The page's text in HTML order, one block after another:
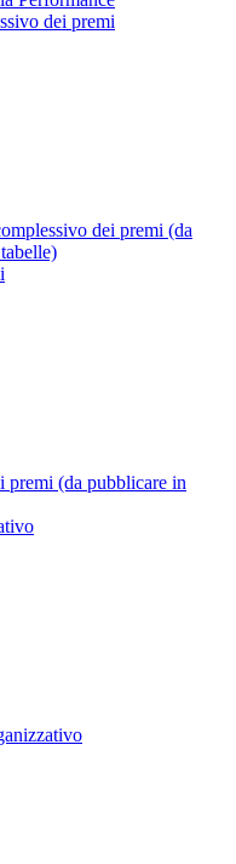
dei premi
dei premi (da
premi (da pubblicare in